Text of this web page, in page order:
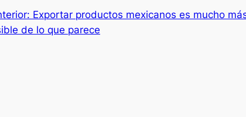
Exportar productos mexicanos es mucho
de lo que parece